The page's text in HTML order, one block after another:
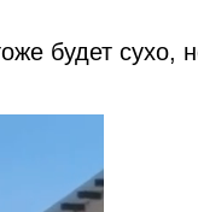
будет сухо,